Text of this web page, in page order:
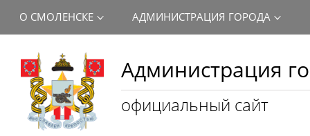
Администрация
официальный сайт
О СМОЛЕНСКЕ АДМИНИСТРАЦИЯ ГОРОДА